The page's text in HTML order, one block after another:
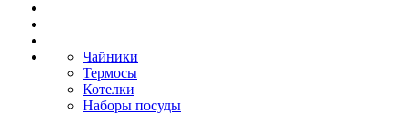
Чайники
Термосы
Котелки
Наборы посуды